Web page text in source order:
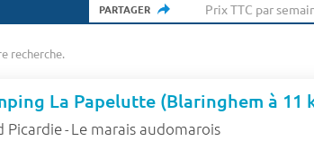
PARTAGER Prix TTC par
recherche.
Picardie- Le marais audomarois